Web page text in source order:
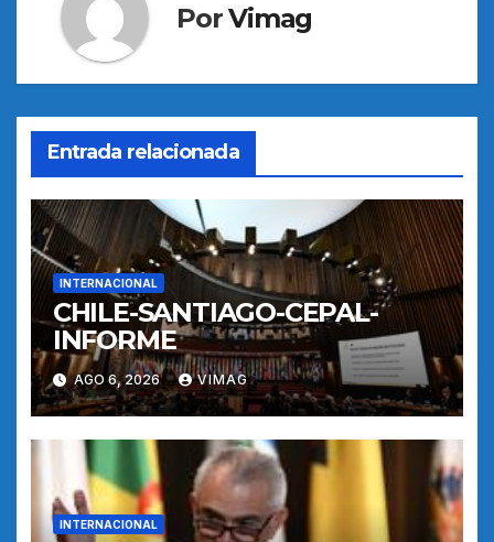
PorVimag
Entrada relacionada
INTERNACIONAL
CHILE-SANTIAGO-CEPAL-
INFORME
AGO 6, 2026 VIMAG
INTERNACIONAL